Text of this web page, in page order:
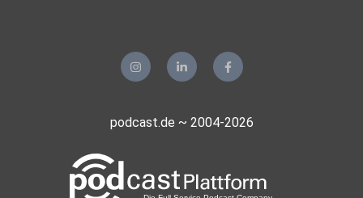
podcast.de ~ 2004-2026